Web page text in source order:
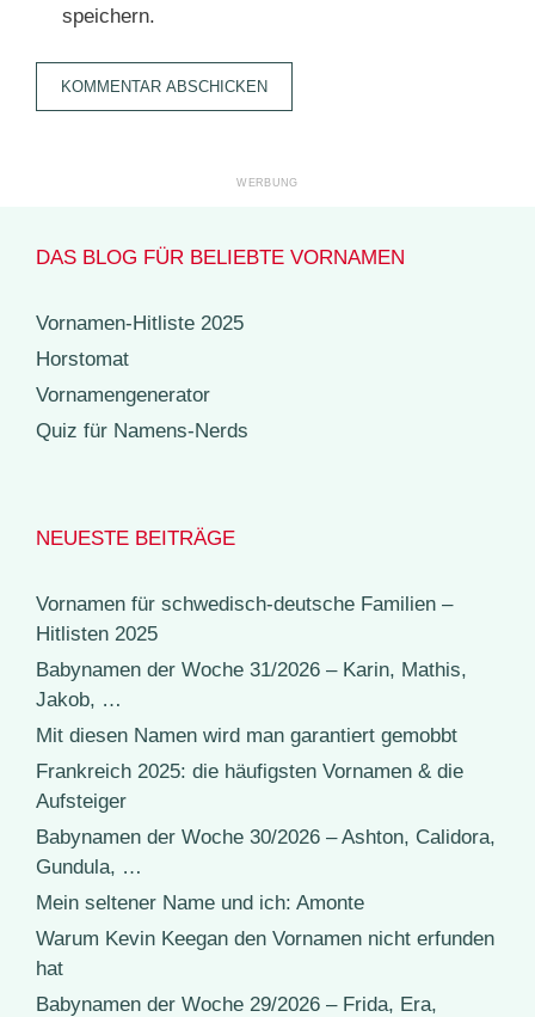
speichern.
DAS BLOG FÜR BELIEBTE VORNAMEN
Vornamen-Hitliste 2025
Horstomat
Vornamengenerator
Quiz für Namens-Nerds
NEUESTE BEITRÄGE
Vornamen für schwedisch-deutsche Familien –
Hitlisten 2025
Babynamen der Woche 31/2026 – Karin, Mathis,
Jakob, …
Mit diesen Namen wird man garantiert gemobbt
Frankreich 2025: die häufigsten Vornamen & die
Aufsteiger
Babynamen der Woche 30/2026 – Ashton, Calidora,
Gundula, …
Mein seltener Name und ich: Amonte
Warum Kevin Keegan den Vornamen nicht erfunden
hat
Babynamen der Woche 29/2026 – Frida, Era,